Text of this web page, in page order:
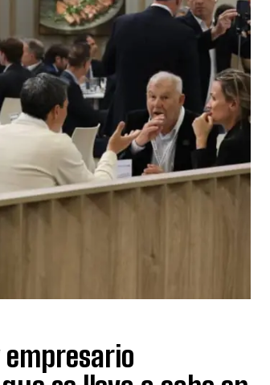
empresario